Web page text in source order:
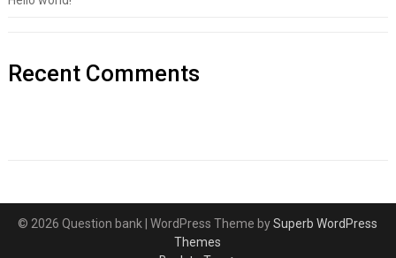
Recent Comments
© 2026 Question bank | WordPress Theme bySuperb WordPress
Themes